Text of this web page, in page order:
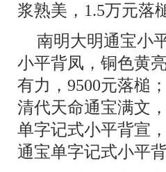
浆熟美，1.5万元落
南明大明通宝小
小平背凤，铜色黄
有力，9500元落槌
清代天命通宝满文
单字记式小平背宣
通宝单字记式小平